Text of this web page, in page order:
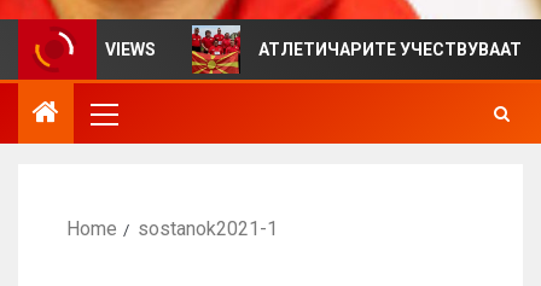
за VIEWS АТЛЕТИЧАРИТЕ УЧЕСТВУВААТ НА
Home sostanok2021-1